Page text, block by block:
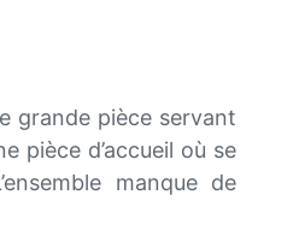
grande pièce servant
pièce d’accueil où se
manque de